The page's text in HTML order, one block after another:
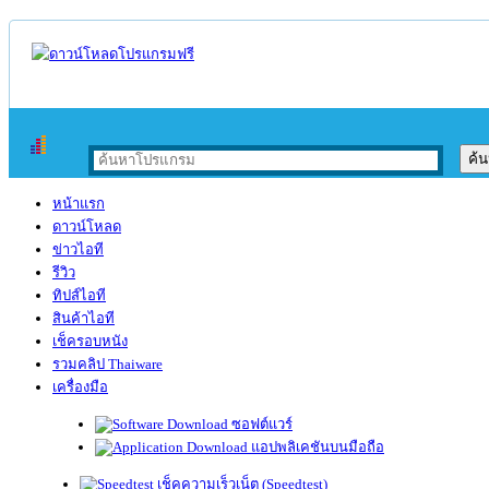
หน้าแรก
ดาวน์โหลด
ข่าวไอที
รีวิว
ทิปส์ไอที
สินค้าไอที
เช็ครอบหนัง
รวมคลิป Thaiware
เครื่องมือ
ซอฟต์แวร์
แอปพลิเคชันบนมือถือ
เช็คความเร็วเน็ต (Speedtest)